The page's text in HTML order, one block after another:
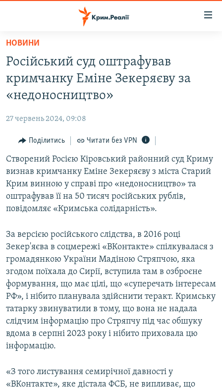
Перейти
основного
матеріалу
Перейти
до
основної
навігації
Перейти
пошуку
ВІДЕО ТА ФОТО
БЛОГИ
ПОГЛЯД
ІНТЕРВ'Ю
ВСЕ ЗА ДЕНЬ
СПЕЦПРОЕКТИ
ДЕПОРТАЦІЯ
ВІДЕОУРОКИ «ELIFBE»
СВІДЧЕННЯ ОКУПАЦІЇ
УКРАЇНСЬКА ПРОБЛЕМА КРИМУ
ІНФОГРАФІКА
ЯК ОБІЙТИ БЛОКУВАННЯ
Русский
Qırımtatar
ДОЛУЧАЙСЯ!
Усі сайти RFE/RL
НОВИНИ
Російський суд оштрафував
кримчанку Еміне Зекеряєву за
«недоносництво»
27 червень 2024, 09:08
Поділитись Читати без VPN
Створений Росією Кіровський районний суд Криму
визнав кримчанку Еміне Зекеряєву з міста Старий
Крим винною у справі про «недоносництво» та
оштрафував її на 50 тисяч російських рублів,
повідомляє «Кримська солідарність».
За версією російського слідства, в 2016 році
Зекер'яєва в соцмережі «ВКонтакте» спілкувалася з
громадянкою України Мадіною Стряпчою, яка
згодом поїхала до Сирії, вступила там в озброєне
формування, що має цілі, що «суперечать інтересам
РФ», і нібито планувала здійснити теракт. Кримську
татарку звинуватили в тому, що вона не надала
слідчим інформацію про Стряпчу під час обшуку
вдома в серпні 2023 року і нібито приховала цю
інформацію.
«З того листування семирічної давності у
«ВКонтакте», яке дістала ФСБ, не випливає, що